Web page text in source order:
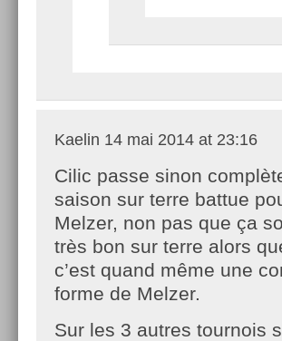
Kaelin 14 mai 2014 at 23:16
Cilic passe sinon
saison sur terre battue
Melzer, non pas que ça
très bon sur terre alors
c’est quand même une
forme de Melzer.
Sur les 3 autres tournois